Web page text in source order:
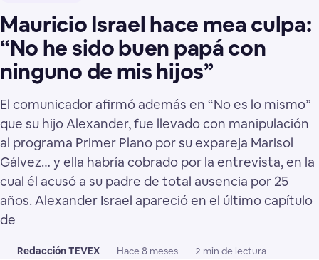
Mauricio Israel hace mea culpa:
“No he sido buen papá con
ninguno de mis hijos”
El comunicador afirmó además en “No es lo mismo”
que su hijo Alexander, fue llevado con manipulación
al programa Primer Plano por su expareja Marisol
Gálvez… y ella habría cobrado por la entrevista, en la
cual él acusó a su padre de total ausencia por 25
años. Alexander Israel apareció en el último capítulo
de
Redacción TEVEX Hace 8 meses 2 min de lectura